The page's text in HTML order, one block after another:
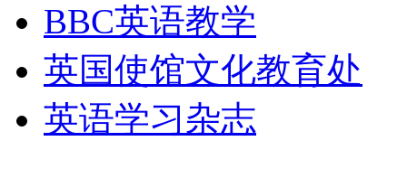
BBC英语教学
英国使馆文化教育处
英语学习杂志